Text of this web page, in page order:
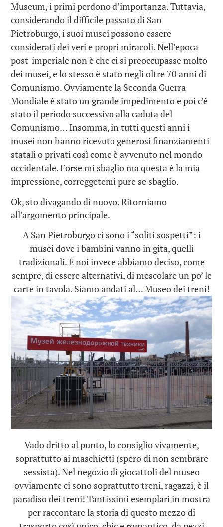
Museum, i primi perdono d’importanza. Tuttavia,
considerando il difficile passato di San
Pietroburgo, i suoi musei possono essere
considerati dei veri e propri miracoli. Nell’epoca
post-imperiale non è che ci si preoccupasse molto
dei musei, e lo stesso è stato negli oltre 70 anni di
Comunismo. Ovviamente la Seconda Guerra
Mondiale è stato un grande impedimento e poi c’è
stato il periodo successivo alla caduta del
Comunismo… Insomma, in tutti questi anni i
musei non hanno ricevuto generosi finanziamenti
statali o privati così come è avvenuto nel mondo
occidentale. Forse mi sbaglio ma questa è la mia
impressione, correggetemi pure se sbaglio.
Ok, sto divagando di nuovo. Ritorniamo
all’argomento principale.
A San Pietroburgo ci sono i “soliti sospetti”: i
musei dove i bambini vanno in gita, quelli
tradizionali. E noi invece abbiamo deciso, come
sempre, di essere alternativi, di mescolare un po’ le
carte in tavola. Siamo andati al… Museo dei treni!
Vado dritto al punto, lo consiglio vivamente,
soprattutto ai maschietti (spero di non sembrare
sessista). Nel negozio di giocattoli del museo
ovviamente ci sono soprattutto treni, ragazzi, è il
paradiso dei treni! Tantissimi esemplari in mostra
per raccontare la storia di questo mezzo di